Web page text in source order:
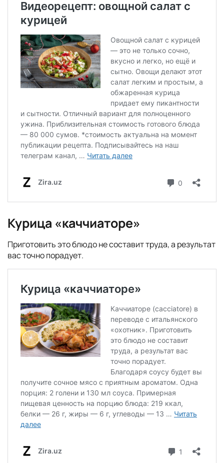
Курица «каччиаторе»
Приготовить это блюдо не составит труда, а результат
вас точно порадует.